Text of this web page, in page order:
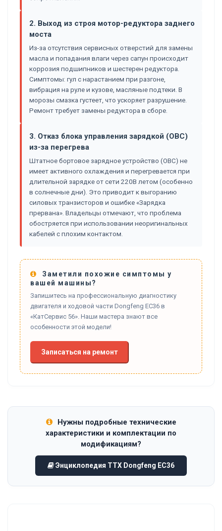
2. Выход из строя мотор-редуктора заднего
моста
Из-за отсутствия сервисных отверстий для замены
масла и попадания влаги через сапун происходит
коррозия подшипников и шестерен редуктора.
Симптомы: гул с нарастанием при разгоне,
вибрация на руле и кузове, масляные подтеки. В
морозы смазка густеет, что ускоряет разрушение.
Ремонт требует замены редуктора в сборе.
3. Отказ блока управления зарядкой (OBC)
из-за перегрева
Штатное бортовое зарядное устройство (OBC) не
имеет активного охлаждения и перегревается при
длительной зарядке от сети 220В летом (особенно
в солнечные дни). Это приводит к выгоранию
силовых транзисторов и ошибке «Зарядка
прервана». Владельцы отмечают, что проблема
обостряется при использовании неоригинальных
кабелей с плохим контактом.
Заметили похожие симптомы у
вашей машины?
Запишитесь на профессиональную диагностику
двигателя и ходовой части Dongfeng EC36 в
«КатСервис 56». Наши мастера знают все
особенности этой модели!
Записаться на ремонт
Нужны подробные технические
характеристики и комплектации по
модификациям?
Энциклопедия ТТХ Dongfeng EC36